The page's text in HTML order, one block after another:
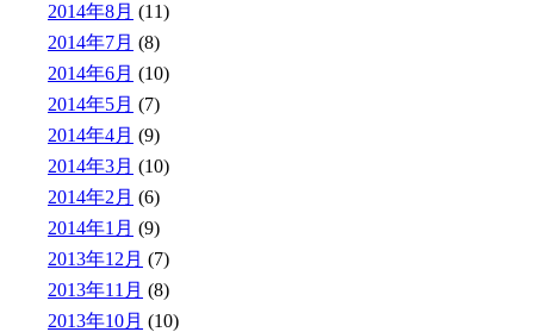
2014年8月 (11)
2014年7月 (8)
2014年6月 (10)
2014年5月 (7)
2014年4月 (9)
2014年3月 (10)
2014年2月 (6)
2014年1月 (9)
2013年12月 (7)
2013年11月 (8)
2013年10月 (10)